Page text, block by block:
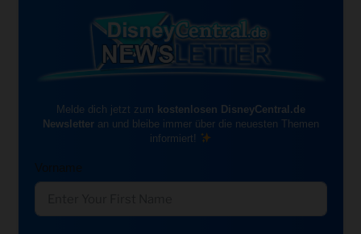
Melde dich jetzt zum kostenlosen DisneyCentral.de
Newsletteran und bleibe immer über die neuesten Themen
informiert!
Vorname